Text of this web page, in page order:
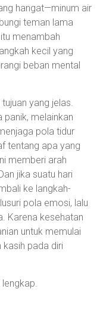
hangat—minum air
teman lama
menambah
kecil yang
beban mental
yang jelas.
panik, melainkan
pola tidur
tentang apa yang
memberi arah
jika suatu hari
ke langkah-
pola emosi, lalu
Karena kesehatan
untuk memulai
kasih pada diri
lengkap.